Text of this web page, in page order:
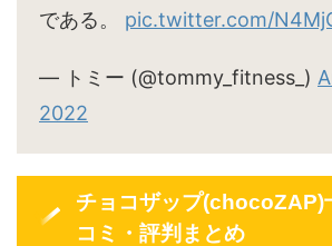
である。 pic.twitter.com/
— トミー (@tommy_fitness_)
2022
チョコザップ(chocoZAP)
コミ・評判まとめ